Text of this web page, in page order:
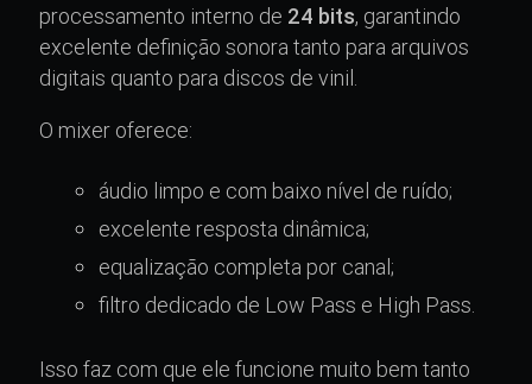
processamento interno de 24 bits, garantindo
excelente definição sonora tanto para arquivos
digitais quanto para discos de vinil.
O mixer oferece:
áudio limpo e com baixo nível de ruído;
excelente resposta dinâmica;
equalização completa por canal;
filtro dedicado de Low Pass e High Pass.
Isso faz com que ele funcione muito bem tanto